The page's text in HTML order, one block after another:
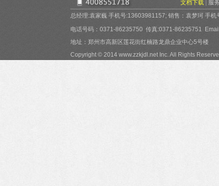
文档下载
服
总经理:袁家巍 手机号:13603981157; 销售：袁梦珂 手
电话号码：0371-86235750 传真:0371-86235751
地址：郑州市高新区莲花街红楠路龙鼎企业中心5号楼
Copyright © 2014 www.zzkjdl.net Inc. All Rights